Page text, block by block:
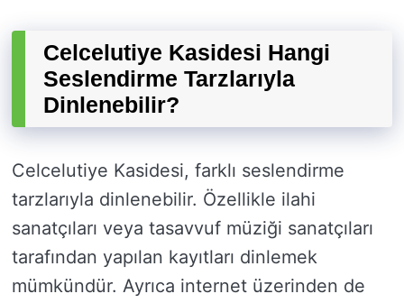
Celcelutiye Kasidesi Hangi
Seslendirme Tarzlarıyla
Dinlenebilir?
Celcelutiye Kasidesi, farklı seslendirme
tarzlarıyla dinlenebilir. Özellikle ilahi
sanatçıları veya tasavvuf müziği sanatçıları
tarafından yapılan kayıtları dinlemek
mümkündür. Ayrıca internet üzerinden de